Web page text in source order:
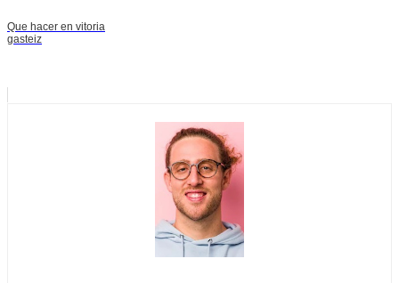
Que hacer en vitoria
gasteiz